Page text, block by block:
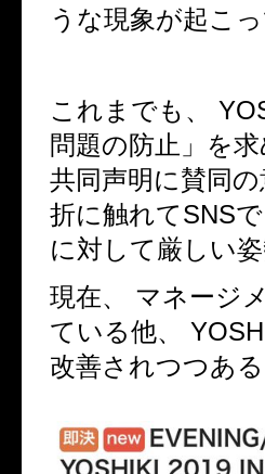
うな現象が起こ
これまでも、
問題の防止」を
共同声明に賛同
折に触れてSNS
に対して厳しい
現在、 マネージ
ている他、
改善されつつある